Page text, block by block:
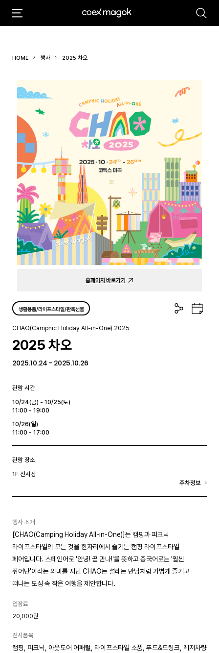
HOME 행사 2025 차오
홈페이지 바로가기
생활용품/라이프스타일/판촉선물
공
유
구
글
CHAO(Campnic Holiday All-in-One) 2025
2025 차오
2025.10.24 - 2025.10.26
관람 시간
10/24(금) - 10/25(토)
11:00 - 19:00
10/26(일)
11:00 - 17:00
관람 장소
1F 전시장
주차정보
행사 소개
[CHAO(Camping Holiday All-in-One)]는 캠핑과 피크닉
라이프스타일의 모든 것을 한자리에서 즐기는 캠핑 라이프스타일
페어입니다. 스페인어로 '안녕! 곧 만나!'를 뜻하고 중국어로는 '훨씬
뛰어난'이라는 의미를 지닌 CHAO는 설레는 만남처럼 가볍게 즐기고
떠나는 도심 속 작은 여행을 제안합니다.
입장료
20,000원
전시품목
캠핑, 피크닉, 아웃도어 어패럴, 라이프스타일 소품, 푸드&드링크, 레저차량